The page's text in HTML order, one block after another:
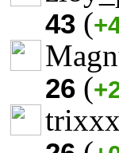
43 (
26 (